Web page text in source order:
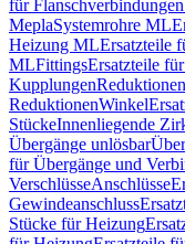
für Flanschverbindungen
MeplaSystemrohre ML
Heizung MLErsatzteile
MLFittingsErsatzteile
KupplungenReduktionen
ReduktionenWinkel
StückeInnenliegende
Übergänge unlösbar
für Übergänge und
VerschlüsseAnschlüsse
Gewindeanschluss
Stücke für Heizung